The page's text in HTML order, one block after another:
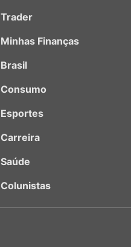
Trader
Minhas Finanças
Brasil
Consumo
Esportes
Carreira
Saúde
Colunistas